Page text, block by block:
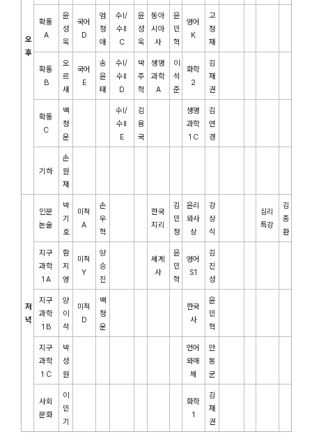
오
후
확통
A
윤
성
욱
국어
D
엄
정
애
수I/
수II
C
윤
성
욱
동아
시아
사
윤
민
혁
영어
K
고
정
재
확통
B
오
르
새
국어
E
송
윤
태
수I/
수II
D
박
주
혁
생명
과학
A
이
석
준
화학
2
김
재
권
확통
C
백
청
운
수I/
수II
E
김
용
국
생명
과학
1 C
김
연
경
기하
손
원
재
저
녁
인문
논술
박
기
호
미적
A
손
우
혁
한국
지리
김
민
정
윤리
와사
상
강
상
식
심리
특강
김
종
환
지구
과학
1 A
함
지
영
미적
Y
양
승
진
세계
사
윤
민
혁
영어
S1
김
진
성
지구
과학
1 B
양
이
석
미적
D
백
청
운
한국
사
윤
민
혁
지구
과학
1 C
박
성
원
언어
와매
체
안
동
균
사회
문화
이
민
기
화학
1
김
재
권